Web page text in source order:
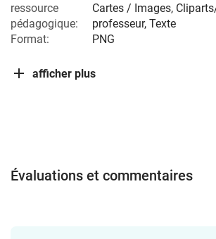
ressource
pédagogique:
Cartes / Images,
professeur, Texte
Format:
PNG
afficher plus
Évaluations et commentaires